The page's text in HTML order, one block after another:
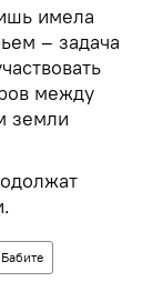
имела
– задача
между
земли
Бабите